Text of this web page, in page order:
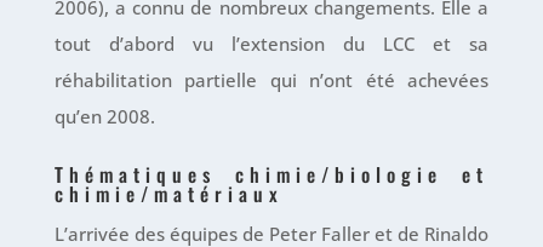
2006), a connu de nombreux changements. Elle a
tout d’abord vu l’extension du LCC et sa
réhabilitation partielle qui n’ont été achevées
qu’en 2008.
Thématiques chimie/biologie et
chimie/matériaux
L’arrivée des équipes de Peter Faller et de Rinaldo